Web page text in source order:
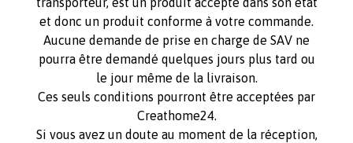
et donc un produit conforme à votre commande.
Aucune demande de prise en charge de SAV ne
pourra être demandé quelques jours plus tard ou
le jour même de la livraison.
Ces seuls conditions pourront être acceptées par
Creathome24.
Si vous avez un doute au moment de la réception,